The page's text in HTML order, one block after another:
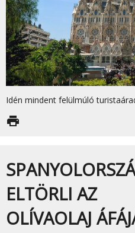
Idén mindent felülmúló
print
ELTÖRLI AZ
OLÍVAOLAJ